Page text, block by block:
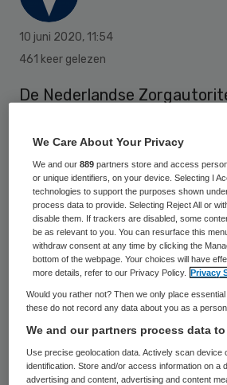
10 juni 2020, 11:54
461 keer gelezen
De Nederlandse
ervaringenvan
zorgaanbieders met de
eerstelijnsverblijf en
revalidatiezorg in kaart
onder meer weten of deze
bijdraagt aan het
Juiste Zorg Op de Juiste
monitor
moet uitmonden
aanbevelingen voor het
We Care About Your Privacy
We and our889 partners store and access
or unique identifiers, on your device. Selecting I
technologies to support the purposes shown
process data to provide. Selecting Reject All or
disable them. If trackers are disabled, some
be as relevant to you. You can resurface this
withdraw consent at any time by clicking the
bottom of the webpage. Your choices will have
more details, refer to our Privacy Policy.
Privacy
Would you rather not? Then we only place
these do not record any data about you as a person
We and our partners process data
Use precise geolocation data. Actively scan device
identification. Store and/or access information on a
advertising and content, advertising and content